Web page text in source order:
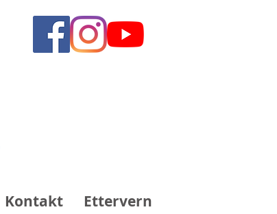
Kontakt Ettervern